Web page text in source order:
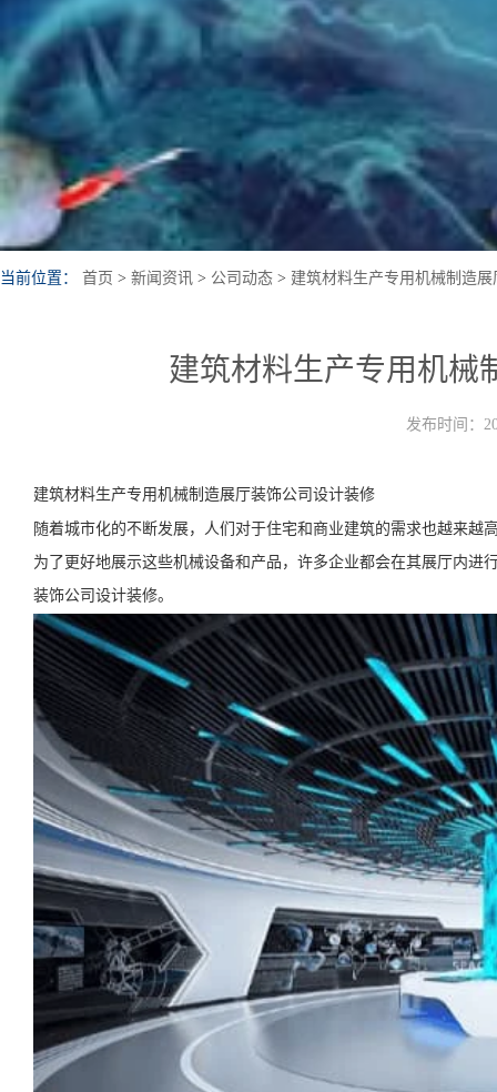
当前位置： 首页 > 新闻资讯 > 公司动态 > 建筑材料生产专用机械制造
建筑材料生产专用机械
发布时间：
建筑材料生产专用机械制造展厅装饰公司设计装修
随着城市化的不断发展，人们对于住宅和商业建筑的需求也越来
为了更好地展示这些机械设备和产品，许多企业都会在其展厅内
装饰公司设计装修。